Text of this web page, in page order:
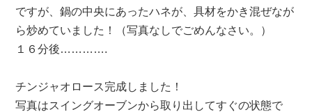
ですが、鍋の中央にあったハネが、具材をかき混ぜなが
ら炒めていました！（写真なしでごめんなさい。）
１６分後………….
チンジャオロース完成しました！
写真はスイングオーブンから取り出してすぐの状態で